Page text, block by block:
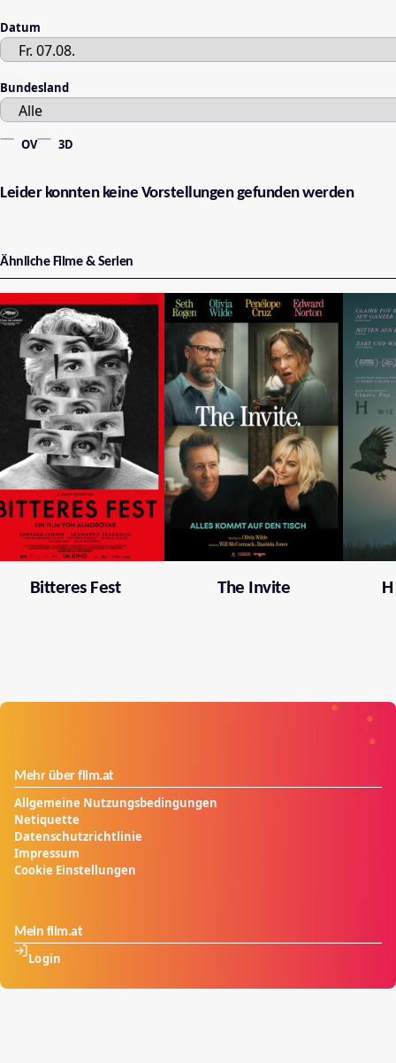
Datum
Bundesland
OV 3D
Leider konnten keine Vorstellungen gefunden werden
Ähnliche Filme & Serien
Bitteres Fest The Invite
Mehr über film.at
Allgemeine Nutzungsbedingungen
Netiquette
Datenschutzrichtlinie
Impressum
Cookie Einstellungen
Mein film.at
Login